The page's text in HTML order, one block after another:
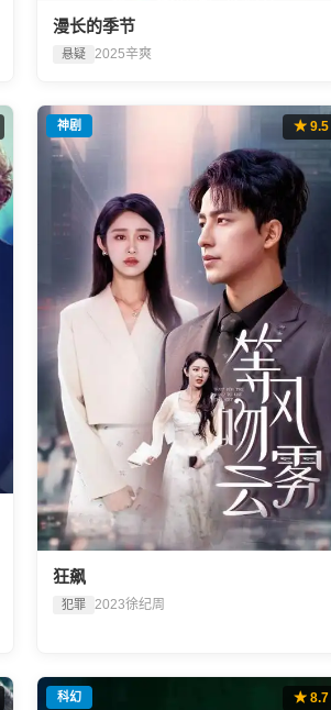
漫长的季节
悬疑 2025辛爽
神剧 ★ 9.5
狂飙
犯罪 2023徐纪周
科幻 ★ 8.7